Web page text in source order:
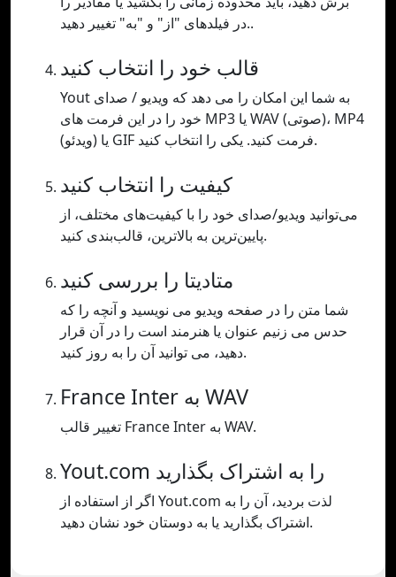
در فیلدهای "از" و "به" تغییر دهید..
قالب خود را انتخاب کنید
Yout به شما این امکان را می دهد که ویدیو / صدای
خود را در این فرمت های MP3 یا WAV (صوتی)، MP4
(ویدئو) یا GIF فرمت کنید. یکی را انتخاب کنید.
کیفیت را انتخاب کنید
می‌توانید ویدیو/صدای خود را با کیفیت‌های مختلف، از
پایین‌ترین به بالاترین، قالب‌بندی کنید.
متادیتا را بررسی کنید
شما متن را در صفحه ویدیو می نویسید و آنچه را که
حدس می زنیم عنوان یا هنرمند است را در آن قرار
دهید، می توانید آن را به روز کنید.
France Inter به WAV
تغییر قالب France Inter به WAV.
Yout.com را به اشتراک بگذارید
اگر از استفاده از Yout.com لذت بردید، آن را به
اشتراک بگذارید یا به دوستان خود نشان دهید.